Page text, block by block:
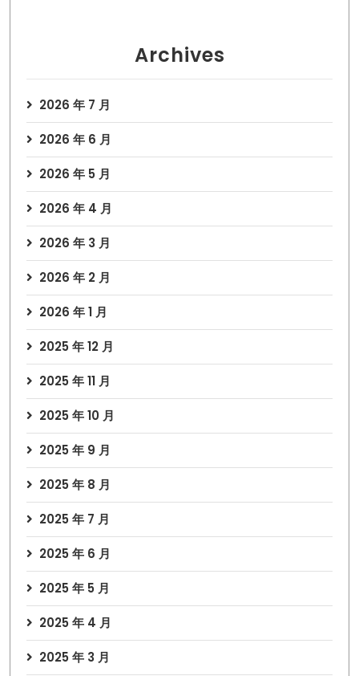
Archives
2026 年 7 月
2026 年 6 月
2026 年 5 月
2026 年 4 月
2026 年 3 月
2026 年 2 月
2026 年 1 月
2025 年 12 月
2025 年 11 月
2025 年 10 月
2025 年 9 月
2025 年 8 月
2025 年 7 月
2025 年 6 月
2025 年 5 月
2025 年 4 月
2025 年 3 月